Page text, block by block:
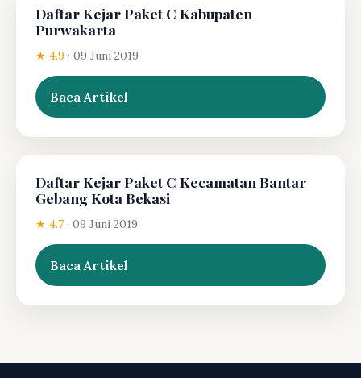
Daftar Kejar Paket C Kabupaten
Purwakarta
★ 4.9 · 09 Juni 2019
Baca Artikel
Daftar Kejar Paket C Kecamatan Bantar
Gebang Kota Bekasi
★ 4.7 · 09 Juni 2019
Baca Artikel